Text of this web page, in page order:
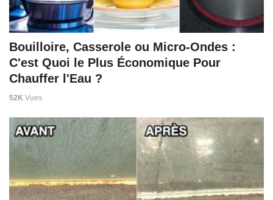
Bouilloire, Casserole ou Micro-Ondes :
C'est Quoi le Plus Économique Pour
Chauffer l'Eau ?
52K Vues